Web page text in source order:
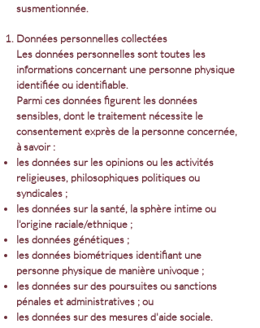
susmentionnée.
Données personnelles collectées
Les données personnelles sont toutes les
informations concernant une personne physique
identifiée ou identifiable.
Parmi ces données figurent les données
sensibles, dont le traitement nécessite le
consentement exprès de la personne concernée,
à savoir :
les données sur les opinions ou les activités
religieuses, philosophiques politiques ou
syndicales ;
les données sur la santé, la sphère intime ou
l'origine raciale/ethnique ;
les données génétiques ;
les données biométriques identifiant une
personne physique de manière univoque ;
les données sur des poursuites ou sanctions
pénales et administratives ; ou
les données sur des mesures d'aide sociale.